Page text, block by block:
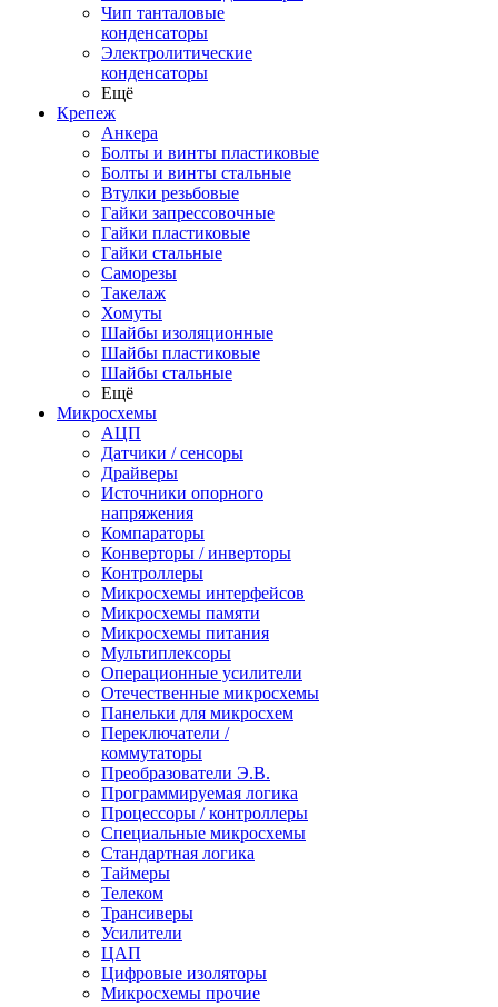
Чип танталовые
конденсаторы
Электролитические
конденсаторы
Ещё
Крепеж
Анкера
Болты и винты пластиковые
Болты и винты стальные
Втулки резьбовые
Гайки запрессовочные
Гайки пластиковые
Гайки стальные
Саморезы
Такелаж
Хомуты
Шайбы изоляционные
Шайбы пластиковые
Шайбы стальные
Ещё
Микросхемы
АЦП
Датчики / сенсоры
Драйверы
Источники опорного
напряжения
Компараторы
Конверторы / инверторы
Контроллеры
Микросхемы интерфейсов
Микросхемы памяти
Микросхемы питания
Мультиплексоры
Операционные усилители
Отечественные микросхемы
Панельки для микросхем
Переключатели /
коммутаторы
Преобразователи Э.В.
Программируемая логика
Процессоры / контроллеры
Специальные микросхемы
Стандартная логика
Таймеры
Телеком
Трансиверы
Усилители
ЦАП
Цифровые изоляторы
Микросхемы прочие